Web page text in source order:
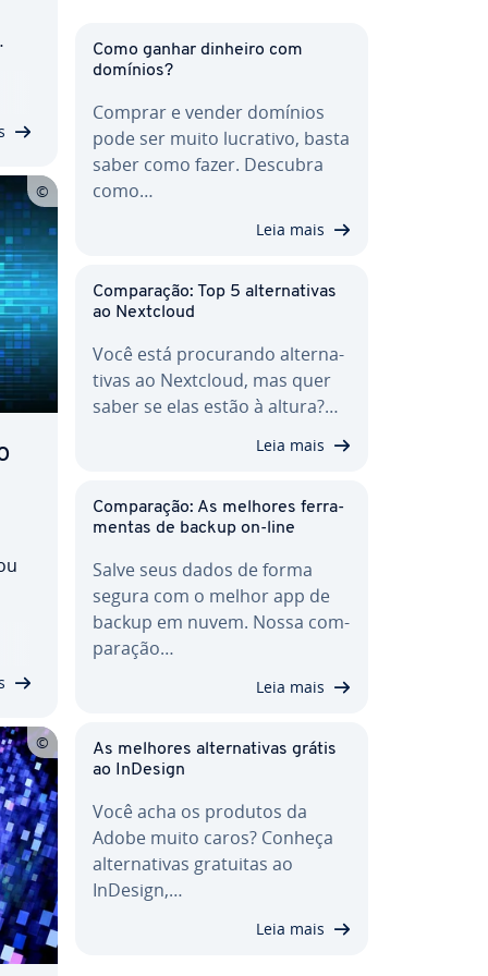
Como ganhar dinheiro com
domínios?
Comprar e vender domínios
pode ser muito lucrativo, basta
saber como fazer. Descubra
como…
Leia mais
Com­pa­ra­ção: Top 5 al­ter­na­ti­vas
ao Nextcloud
Você está pro­cu­rando al­ter­na­
ti­vas ao Nextcloud, mas quer
saber se elas estão à altura?…
Leia mais
Com­pa­ra­ção: As melhores fer­ra­
men­tas de backup on-line
Salve seus dados de forma
segura com o melhor app de
backup em nuvem. Nossa com­
pa­ra­ção…
Leia mais
As melhores al­ter­na­ti­vas grátis
ao InDesign
Você acha os produtos da
Adobe muito caros? Conheça
al­ter­na­ti­vas gratuitas ao
InDesign,…
Leia mais